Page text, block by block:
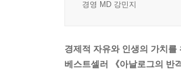
경영 MD 강민지
경제적 자유와 인생의 가치
베스트셀러 《아날로그의 반